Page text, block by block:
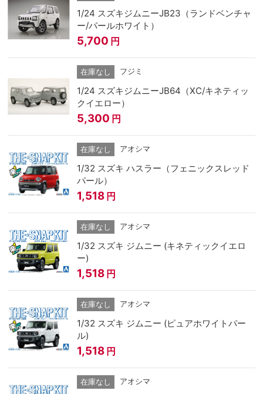
1/24 スズキジムニーJB23（ランドベンチャ
ー/パールホワイト）
5,700 円
在庫なし フジミ
1/24 スズキジムニーJB64（XC/キネティッ
クイエロー）
5,300 円
在庫なし アオシマ
1/32 スズキ ハスラー（フェニックスレッド
パール）
1,518 円
在庫なし アオシマ
1/32 スズキ ジムニー (キネティックイエロ
ー)
1,518 円
在庫なし アオシマ
1/32 スズキ ジムニー (ピュアホワイトパー
ル)
1,518 円
在庫なし アオシマ